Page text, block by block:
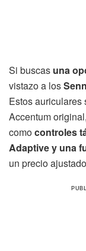
Si buscas una
vistazo a los
Estos auriculares
Accentum
comocontroles
Adaptive y una
un precio